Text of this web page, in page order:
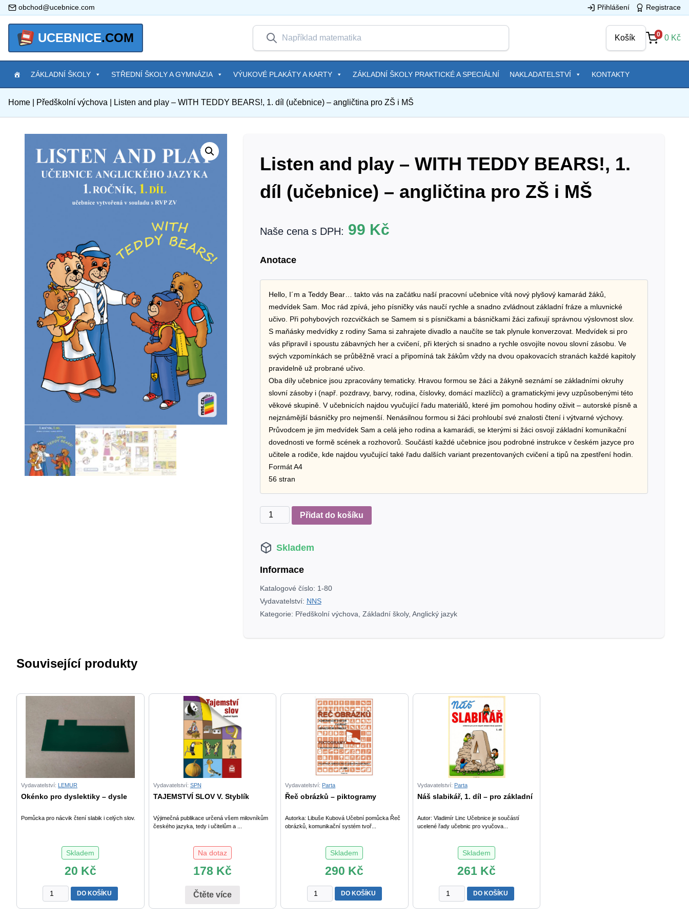
obchod@ucebnice.com Přihlášení Registrace
UCEBNICE.COM Košík 0 0 Kč
ZÁKLADNÍ ŠKOLY STŘEDNÍ ŠKOLY A GYMNÁZIA VÝUKOVÉ PLAKÁTY A KARTY ZÁKLADNÍ ŠKOLY PRAKTICKÉ A SPECIÁLNÍ NAKLADATELSTVÍ KONTAKTY
Home Předškolní výchova Listen and play – WITH TEDDY BEARS!, 1. díl (učebnice) – angličtina pro ZŠ i MŠ
Listen and play – WITH TEDDY BEARS!, 1.
díl (učebnice) – angličtina pro ZŠ i MŠ
Naše cena s DPH: 99 Kč
Anotace
Hello, I´m a Teddy Bear… takto vás na začátku naší pracovní učebnice vítá nový plyšový kamarád žáků,
medvídek Sam. Moc rád zpívá, jeho písničky vás naučí rychle a snadno zvládnout základní fráze a mluvnické
učivo. Při pohybových rozcvičkách se Samem si s písničkami a básničkami žáci zafixují správnou výslovnost slov.
S maňásky medvídky z rodiny Sama si zahrajete divadlo a naučíte se tak plynule konverzovat. Medvídek si pro
vás připravil i spoustu zábavných her a cvičení, při kterých si snadno a rychle osvojíte novou slovní zásobu. Ve
svých vzpomínkách se průběžně vrací a připomíná tak žákům vždy na dvou opakovacích stranách každé kapitoly
pravidelně už probrané učivo.
Oba díly učebnice jsou zpracovány tematicky. Hravou formou se žáci a žákyně seznámí se základními okruhy
slovní zásoby i (např. pozdravy, barvy, rodina, číslovky, domácí mazlíčci) a gramatickými jevy uzpůsobenými této
věkové skupině. V učebnicích najdou vyučující řadu materiálů, které jim pomohou hodiny oživit – autorské písně a
nejznámější básničky pro nejmenší. Nenásilnou formou si žáci prohloubí své znalosti čtení i výtvarné výchovy.
Průvodcem je jim medvídek Sam a celá jeho rodina a kamarádi, se kterými si žáci osvojí základní komunikační
dovednosti ve formě scének a rozhovorů. Součástí každé učebnice jsou podrobné instrukce v českém jazyce pro
učitele a rodiče, kde najdou vyučující také řadu dalších variant prezentovaných cvičení a tipů na zpestření hodin.
Formát A4
56 stran
Listen
and
-
TEDDY
BEARS!,
1.
díl
MŠ
Přidat do košíku
Skladem
Informace
Katalogové číslo: 1-80
Vydavatelství: NNS
Kategorie: Předškolní výchova Základní školy, Anglický jazyk
Související produkty
Vydavatelství: LEMUR
Okénko pro dyslektiky – dysle
Pomůcka pro nácvik čtení slabik i celých slov.
Skladem
20 Kč
Okénko
pro
DO KOŠÍKU
Vydavatelství: SPN
TAJEMSTVÍ SLOV V. Styblík
Výjimečná publikace určená všem milovníkům
českého jazyka, tedy i učitelům a ...
Na dotaz
178 Kč
Čtěte více
Vydavatelství: Parta
Řeč obrázků – piktogramy
Autorka: Libuše Kubová Učební pomůcka Řeč
obrázků, komunikační systém tvoř...
Skladem
290 Kč
Řeč
obrázků
DO KOŠÍKU
Vydavatelství: Parta
Náš slabikář, 1. díl – pro základní
Autor: Vladimír Linc Učebnice je součástí
ucelené řady učebnic pro vyučova...
Skladem
261 Kč
Náš
slabikář,
DO KOŠÍKU